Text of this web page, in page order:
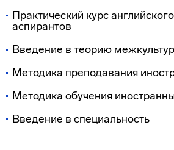
Практический курс
аспирантов
Введение в теорию
Методика преподавания
Методика обучения
Введение в специальность